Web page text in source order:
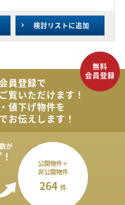
検討リストに追加
員登録で
ご覧いただけます！
値下げ物件を
お伝えします！
が
公開物件＋
非公開物件
264 件